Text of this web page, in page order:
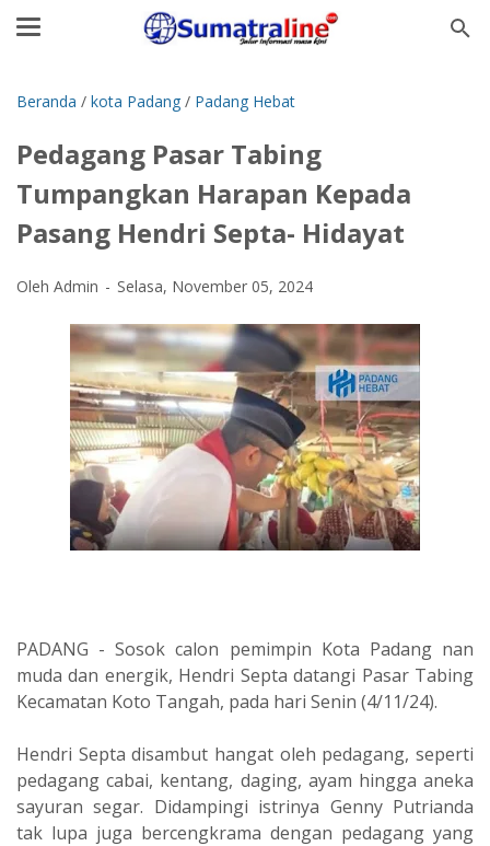
Beranda / kota Padang / Padang Hebat
Pedagang Pasar Tabing
Tumpangkan Harapan Kepada
Pasang Hendri Septa- Hidayat
Oleh Admin Selasa, November 05, 2024
PADANG - Sosok calon pemimpin Kota Padang nan
muda dan energik, Hendri Septa datangi Pasar Tabing
Kecamatan Koto Tangah, pada hari Senin (4/11/24).
Hendri Septa disambut hangat oleh pedagang, seperti
pedagang cabai, kentang, daging, ayam hingga aneka
sayuran segar. Didampingi istrinya Genny Putrianda
tak lupa juga bercengkrama dengan pedagang yang